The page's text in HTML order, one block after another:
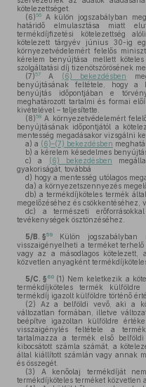
kötelezettséget.
(6)56
A külön jogszabályban
határidő elmulasztása miatt
termékdíjfizetési kötelezettség
kötelezett tárgyév június 30-ig
környezetvédelemért felelős
kérelem benyújtása mellett
szolgáltatási díj tizenötszörösének
(7)57 A (6) bekezdésben
benyújtásának feltétele, hogy a
benyújtás időpontjában e
meghatározott tartalmi és formai
kivételével – teljesítette.
(8)58 A környezetvédelemért
benyújtásának időpontjától a
mentesség megadásakor vizsgálni
a) a (6)–(7) bekezdésben
b) a kérelem késedelmes
c) a (6) bekezdésben
gyakoriságát, továbbá
d) hogy a mentesség utólagos
da) a környezetszennyezés
db) a termékdíjköteles termék
megelőzéséhez és csökkentéséhez,
dc) a természeti
tevékenységek ösztönzéséhez.
5/B. §59
Külön jogszabályban
visszaigényelheti a terméket
vagy az a másodlagos kötelezett,
közvetlen anyagként
5/C. § 60 (1) Nem keletkezik a
termékdíjköteles termék
termékdíj igazolt külföldre történő
(2) Az a belföldi vevő, aki a
változatlan formában, illetve
beépítve igazoltan külföldre
visszaigénylés feltétele a
tartalmazza a termék első
kibocsátott számla számát, a
által kiállított számlán vagy annak
és összegét.
(3) A kenőolaj termékdíját
termékdíjköteles terméket